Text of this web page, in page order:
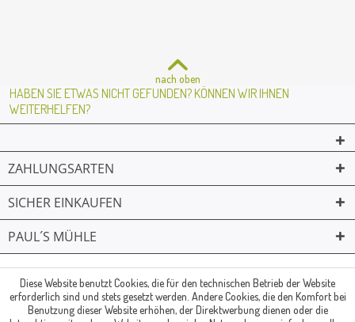
nach oben
HABEN SIE ETWAS NICHT GEFUNDEN? KÖNNEN WIR IHNEN
WEITERHELFEN?
ZAHLUNGSARTEN
SICHER EINKAUFEN
PAUL´S MÜHLE
© Paul's Mühle | Inhaber: Christof Paul e.K. | Westring 2 | 45659
Recklinghausen
Fax: 02361 -28831 | E-Mail: info@pauls-muehle.de
Diese Website benutzt Cookies, die für den technischen Betrieb der Website
erforderlich sind und stets gesetzt werden. Andere Cookies, die den Komfort bei
Benutzung dieser Website erhöhen, der Direktwerbung dienen oder die